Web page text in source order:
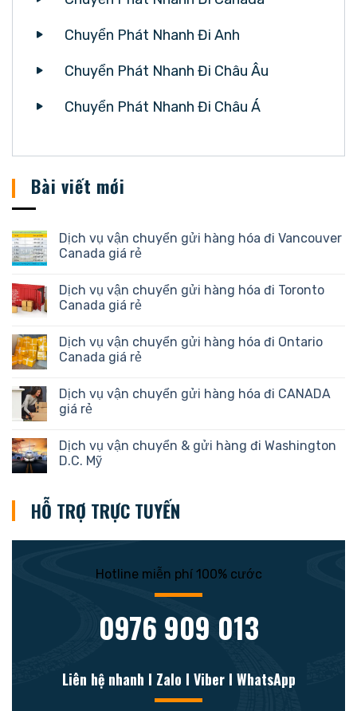
Chuyển Phát Nhanh Đi Anh
Chuyển Phát Nhanh Đi Châu Âu
Chuyển Phát Nhanh Đi Châu Á
Bài viết mới
Dịch vụ vận chuyển gửi hàng hóa đi Vancouver
Canada giá rẻ
Dịch vụ vận chuyển gửi hàng hóa đi Toronto
Canada giá rẻ
Dịch vụ vận chuyển gửi hàng hóa đi Ontario
Canada giá rẻ
Dịch vụ vận chuyển gửi hàng hóa đi CANADA
giá rẻ
Dịch vụ vận chuyển & gửi hàng đi Washington
D.C. Mỹ
HỖ TRỢ TRỰC TUYẾN
Hotline miễn phí 100% cước
0976 909 013
Liên hệ nhanh l Zalo l Viber l WhatsApp